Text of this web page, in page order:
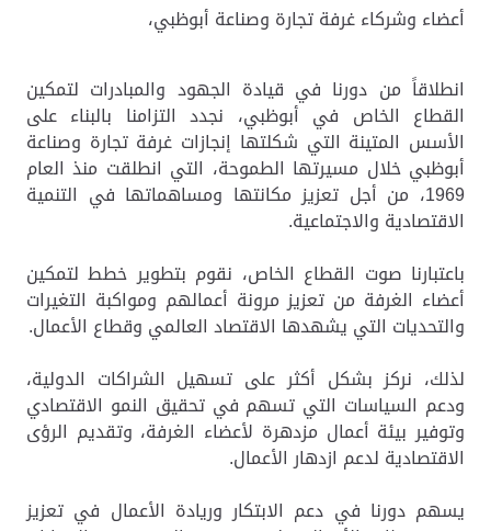
أعضاء وشركاء غرفة تجارة وصناعة أبوظبي،
انطلاقاً من دورنا في قيادة الجهود والمبادرات لتمكين
القطاع الخاص في أبوظبي، نجدد التزامنا بالبناء على
الأسس المتينة التي شكلتها إنجازات غرفة تجارة وصناعة
أبوظبي خلال مسيرتها الطموحة، التي انطلقت منذ العام
1969، من أجل تعزيز مكانتها ومساهماتها في التنمية
الاقتصادية والاجتماعية.
باعتبارنا صوت القطاع الخاص، نقوم بتطوير خطط لتمكين
أعضاء الغرفة من تعزيز مرونة أعمالهم ومواكبة التغيرات
والتحديات التي يشهدها الاقتصاد العالمي وقطاع الأعمال.
لذلك، نركز بشكل أكثر على تسهيل الشراكات الدولية،
ودعم السياسات التي تسهم في تحقيق النمو الاقتصادي
وتوفير بيئة أعمال مزدهرة لأعضاء الغرفة، وتقديم الرؤى
الاقتصادية لدعم ازدهار الأعمال.
يسهم دورنا في دعم الابتكار وريادة الأعمال في تعزيز